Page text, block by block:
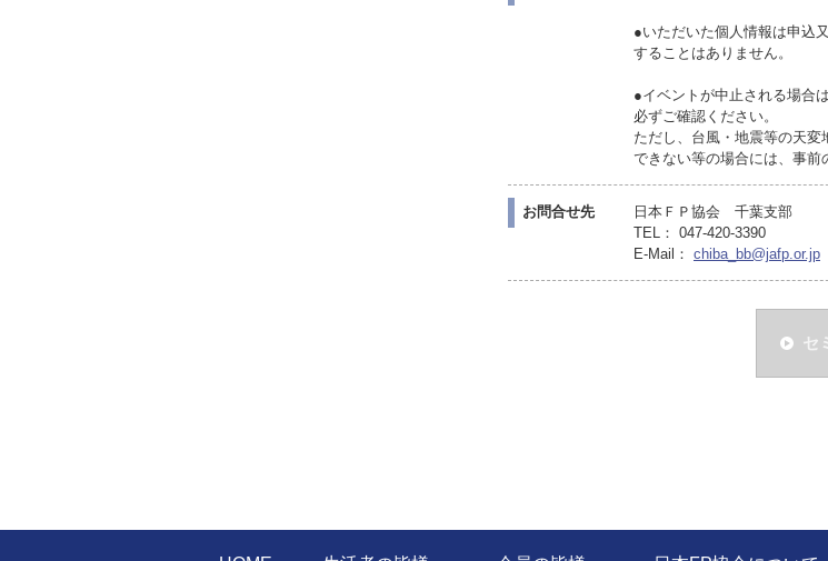
●いただいた個人情報は申込
することはありません。
●イベントが中止される場合
必ずご確認ください。
ただし、台風・地震等の天
できない等の場合には、事前
お問合せ先
日本ＦＰ協会 千葉支部
TEL： 047-420-3390
E-Mail： chiba_bb@jafp.or.jp
セ